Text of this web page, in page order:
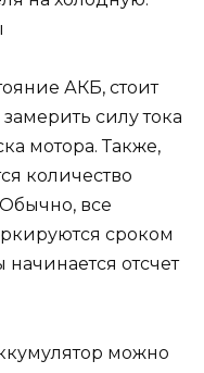
АКБ, стоит
силу тока
мотора. Также,
количество
Обычно, все
сроком
отсчет
можно